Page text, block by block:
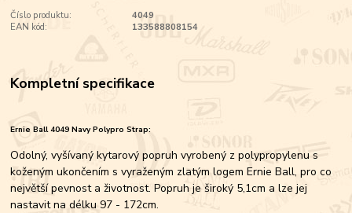
Číslo produktu:
4049
EAN kód:
133588808154
Kompletní specifikace
Ernie Ball4049 Navy Polypro Strap:
Odolný, vyšívaný kytarový popruh vyrobený z polypropylenu s
koženým ukončením s vyraženým zlatým logem Ernie Ball, pro co
největší pevnost a životnost. Popruh je široký 5,1cm a lze jej
nastavit na délku 97 - 172cm.